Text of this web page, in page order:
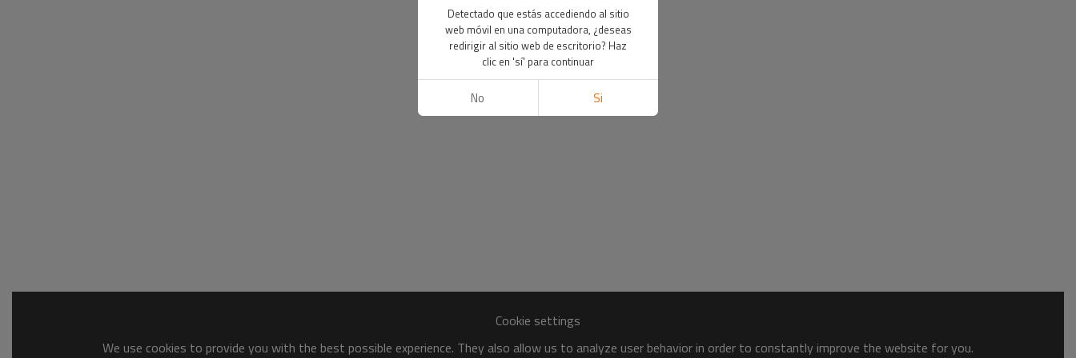
Cookie settings
We use cookies to provide you with the best possible experience. They also allow us to analyze user behavior in order to constantly improve the website for you.
Detectado que estás accediendo al sitio
web móvil en una computadora, ¿deseas
redirigir al sitio web de escritorio? Haz
clic en 'sí' para continuar
No Si